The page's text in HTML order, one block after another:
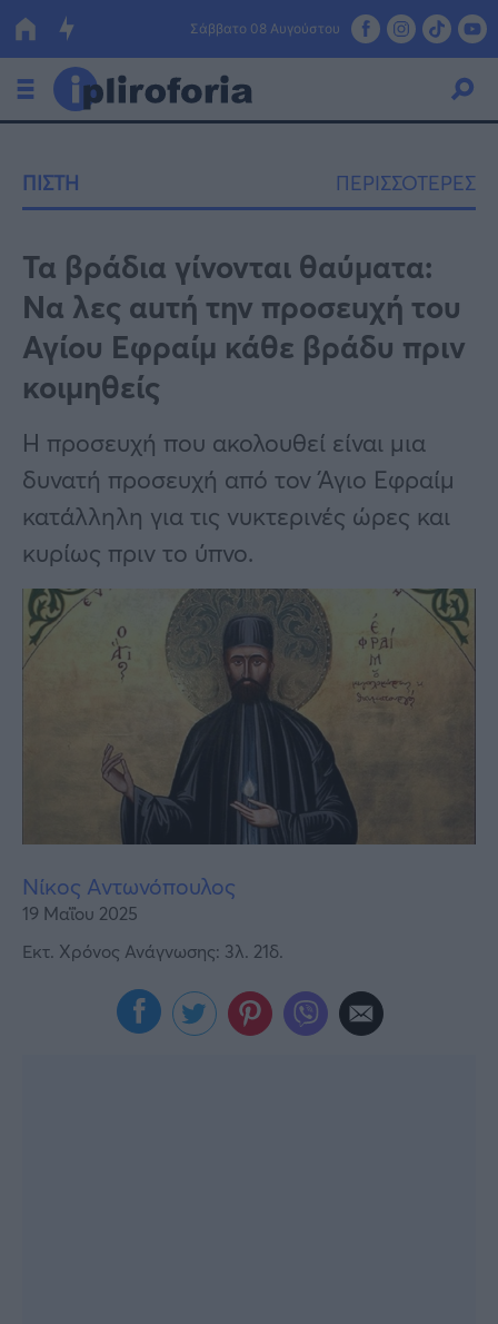
Σάββατο 08 Αυγούστου
Οικονομία
Πολιτική
Τράπεζες
Επιδοτήσεις
ΕΣΠΑ
Κόσμος
Lifestyle
Αθλητικά
Υγεία
Γυναίκα
Καιρός
ΠΙΣΤΗ ΠΕΡΙΣΣΟΤΕΡΕΣ
Τα βράδια γίνονται θαύματα:
Να λες αuτή την προσεuχή του
Αγίου Εφραίμ κάθε βράδυ πριν
κοιμηθείς
Η προσευχή που ακολουθεί είναι μια
δυνατή προσευχή από τον Άγιο Εφραίμ
κατάλληλη για τις νυκτερινές ώρες και
κυρίως πριν το ύπνο.
Νίκος Αντωνόπουλος
19 Μαΐου 2025
Εκτ. Χρόνος Ανάγνωσης: 3λ. 21δ.